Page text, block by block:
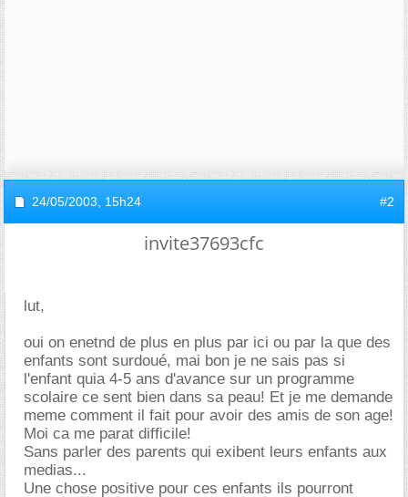
24/05/2003, 15h24 #2
invite37693cfc
lut,
oui on enetnd de plus en plus par ici ou par la que des
enfants sont surdoué, mai bon je ne sais pas si
l'enfant quia 4-5 ans d'avance sur un programme
scolaire ce sent bien dans sa peau! Et je me demande
meme comment il fait pour avoir des amis de son age!
Moi ca me parat difficile!
Sans parler des parents qui exibent leurs enfants aux
medias...
Une chose positive pour ces enfants ils pourront